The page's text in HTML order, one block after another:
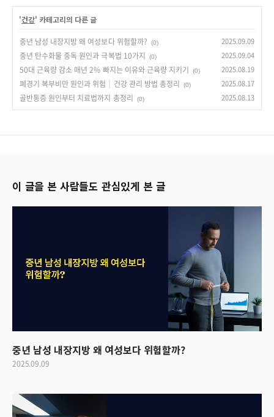
'건강' 카테고리의 다른 글
중년 남성 내장지방 왜 여성보다 위험할까? (0) 2025.09.09
중년 탄수화물 중독 원인과 극복법 10가지 (0) 2025.09.04
50대 근육량 감소 매년 2% 빠지는 이유와 근육량 지키기 (0) 2025.08.19
폐경기 복부비만 원인과 위험｜건강 관리 방법 총정리 (0) 2025.08.17
골반통증 원인부터 치료법까지 총정리 (0) 2025.08.13
이 글을 본 사람들도 관심있게 본 글
중년 남성 내장지방 왜 여성보다 위험할까?
2025.09.09